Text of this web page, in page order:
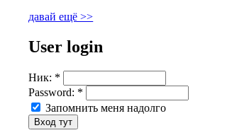
давай ещё >>
User login
Ник: *
Password: *
Запомнить меня надолго